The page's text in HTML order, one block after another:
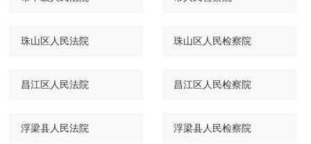
珠山区人民法院 珠山区人民检察院
昌江区人民法院 昌江区人民检察院
浮梁县人民法院 浮梁县人民检察院